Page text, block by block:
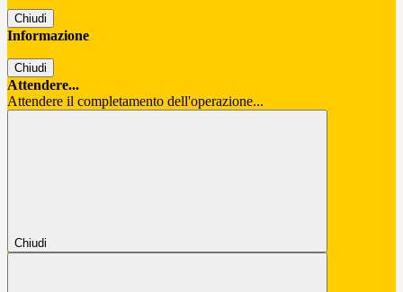
Chiudi
Informazione
Chiudi
Attendere...
Attendere il completamento dell'operazione...
Chiudi